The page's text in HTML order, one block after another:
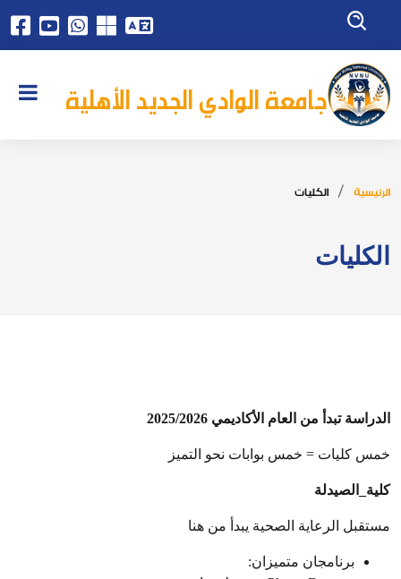
جامعة الوادي الجديد الأهلية
الرئيسية الكليات
الكليات
الدراسة تبدأ من العام الأكاديمي 2025/2026
خمس كليات = خمس بوابات نحو التميز
كلية_الصيدلة
مستقبل الرعاية الصحية يبدأ من هنا
برنامجان متميزان: